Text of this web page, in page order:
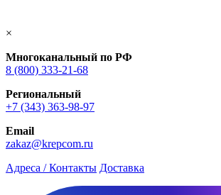
×
Многоканальный по РФ
8 (800) 333‑21-68
Региональный
+7 (343) 363-98-97
Email
zakaz@krepcom.ru
Адреса / Контакты Доставка